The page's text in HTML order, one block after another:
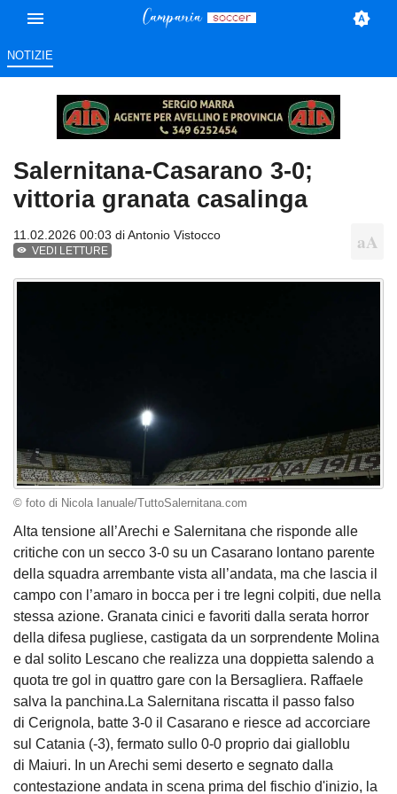
NOTIZIE
Salernitana-Casarano 3-0;
vittoria granata casalinga
11.02.2026 00:03 diAntonio Vistocco
VEDI LETTURE
© foto di Nicola Ianuale/TuttoSalernitana.com
Alta tensione all’Arechi e Salernitana che risponde alle
critiche con un secco 3-0 su un Casarano lontano parente
della squadra arrembante vista all’andata, ma che lascia il
campo con l’amaro in bocca per i tre legni colpiti, due nella
stessa azione. Granata cinici e favoriti dalla serata horror
della difesa pugliese, castigata da un sorprendente Molina
e dal solito Lescano che realizza una doppietta salendo a
quota tre gol in quattro gare con la Bersagliera. Raffaele
salva la panchina.La Salernitana riscatta il passo falso
di Cerignola, batte 3-0 il Casarano e riesce ad accorciare
sul Catania (-3), fermato sullo 0-0 proprio dai gialloblu
di Maiuri. In un Arechi semi deserto e segnato dalla
contestazione andata in scena prima del fischio d'inizio, la